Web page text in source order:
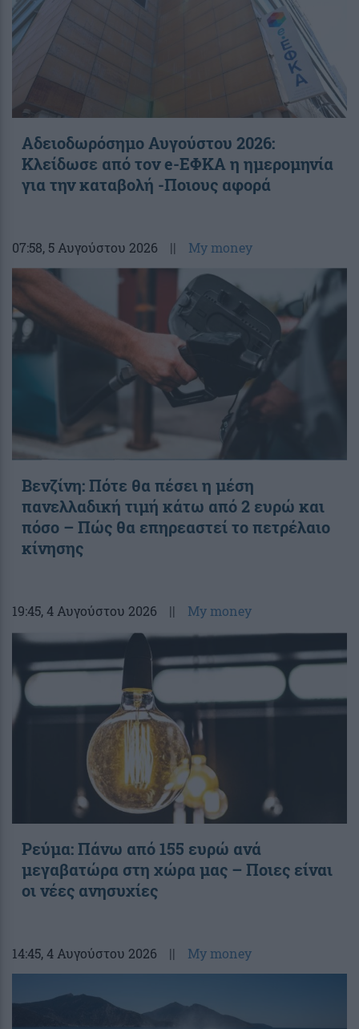
Αδειοδωρόσημο Αυγούστου 2026:
Κλείδωσε από τον e-ΕΦΚΑ η ημερομηνία
για την καταβολή -Ποιους αφορά
07:58, 5 Αυγούστου 2026 || My money
Βενζίνη: Πότε θα πέσει η μέση
πανελλαδική τιμή κάτω από 2 ευρώ και
πόσο – Πώς θα επηρεαστεί το πετρέλαιο
κίνησης
19:45, 4 Αυγούστου 2026 || My money
Ρεύμα: Πάνω από 155 ευρώ ανά
μεγαβατώρα στη χώρα μας – Ποιες είναι
οι νέες ανησυχίες
14:45, 4 Αυγούστου 2026 || My money